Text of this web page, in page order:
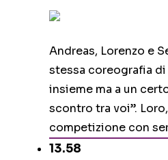
Andreas, Lorenzo e
stessa coreografia
insieme ma a un
scontro tra voi”.
competizione con
13.58